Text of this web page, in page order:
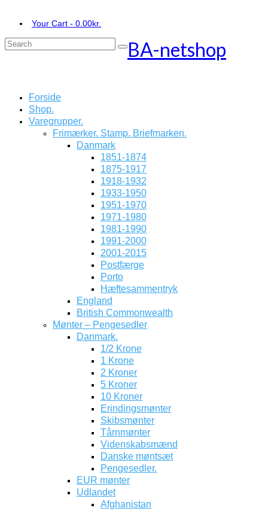
Your Cart - 0.00kr.
Search
BA-netshop
Forside
Shop.
Varegrupper.
Frimærker. Stamp. Briefmarken.
Danmark
1851-1874
1875-1917
1918-1932
1933-1950
1951-1970
1971-1980
1981-1990
1991-2000
2001-2015
Postfærge
Porto
Hæftesammentryk
England
British Commonwealth
Mønter – Pengesedler
Danmark.
1/2 Krone
1 Krone
2 Kroner
5 Kroner
10 Kroner
Erindingsmønter
Skibsmønter
Tårnmønter
Videnskabsmænd
Danske møntsæt
Pengesedler.
EUR mønter
Udlandet
Afghanistan